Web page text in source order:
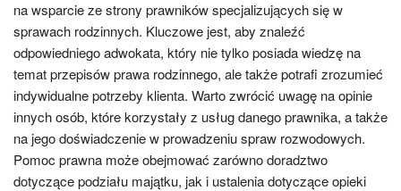
na wsparcie ze strony prawników specjalizujących się w
sprawach rodzinnych. Kluczowe jest, aby znaleźć
odpowiedniego adwokata, który nie tylko posiada wiedzę na
temat przepisów prawa rodzinnego, ale także potrafi zrozumieć
indywidualne potrzeby klienta. Warto zwrócić uwagę na opinie
innych osób, które korzystały z usług danego prawnika, a także
na jego doświadczenie w prowadzeniu spraw rozwodowych.
Pomoc prawna może obejmować zarówno doradztwo
dotyczące podziału majątku, jak i ustalenia dotyczące opieki